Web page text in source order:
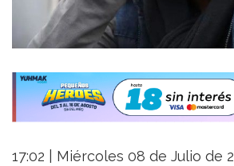
17:02 | Miércoles 08 de Julio de